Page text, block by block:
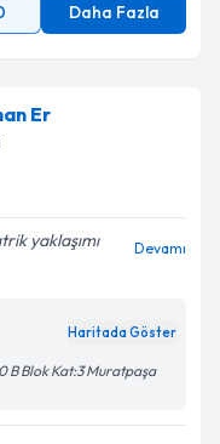
Daha Fazla
Er
yaklaşımı
Devamı
Haritada Göster
B Blok Kat:3 Muratpaşa